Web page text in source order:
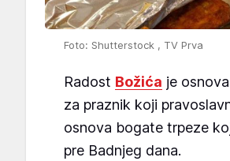
Foto: Shutterstock , TV Prva
Radost Božića je
za praznik koji
osnova bogate trpeze
pre Badnjeg dana.